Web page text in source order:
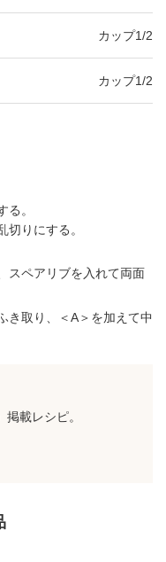
カップ1/2
カップ1/2
る。
切りにする。
スペアリブを入れて両面
き取り、＜A＞を加えて中
載レシピ。